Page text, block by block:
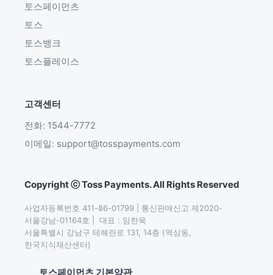
토스페이먼츠
토스
토스뱅크
토스플레이스
고객센터
전화: 1544-7772
이메일: support@tosspayments.com
Copyright ⓒ Toss Payments. All Rights Reserved
사업자등록번호 411-86-01799 | 통신판매신고 제2020-
서울강남-01164호 |  대표 : 임한욱
서울특별시 강남구 테헤란로 131, 14층 (역삼동,
한국지식재산센터)
토스페이먼츠 기본약관